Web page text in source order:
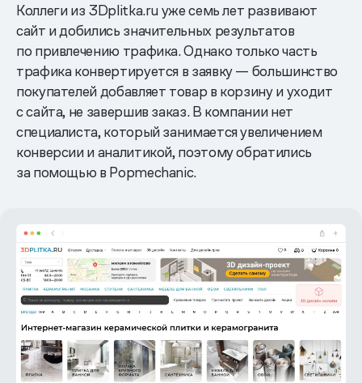
Коллеги из 3Dplitka.ru уже семь лет развивают
сайт и добились значительных результатов
по привлечению трафика. Однако только часть
трафика конвертируется в заявку — большинство
покупателей добавляет товар в корзину и уходит
с сайта, не завершив заказ. В компании нет
специалиста, который занимается увеличением
конверсии и аналитикой, поэтому обратились
за помощью в Popmechanic.